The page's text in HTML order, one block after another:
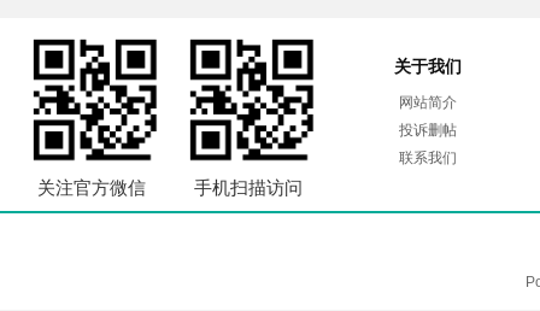
关注官方微信 手机扫描访问
关于我们
网站简介
投诉删帖
联系我们